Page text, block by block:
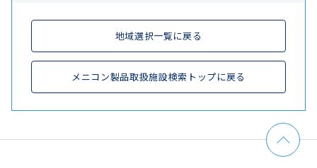
地域選択一覧に戻る
メニコン製品取扱施設検索トップに戻る